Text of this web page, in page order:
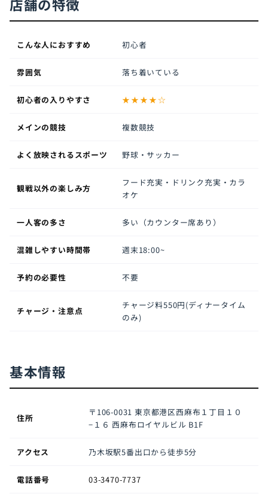
店舗の特徴
こんな人におすすめ 初心者
雰囲気 落ち着いている
初心者の入りやすさ ★★★★☆
メインの競技 複数競技
よく放映されるスポーツ 野球・サッカー
観戦以外の楽しみ方
フード充実・ドリンク充実・カラ
オケ
一人客の多さ 多い（カウンター席あり）
混雑しやすい時間帯 週末18:00~
予約の必要性 不要
チャージ・注意点
チャージ料550円(ディナータイム
のみ)
基本情報
住所
〒106-0031 東京都港区西麻布１丁目１０
−１６ 西麻布ロイヤルビル B1F
アクセス 乃木坂駅5番出口から徒歩5分
電話番号 03-3470-7737